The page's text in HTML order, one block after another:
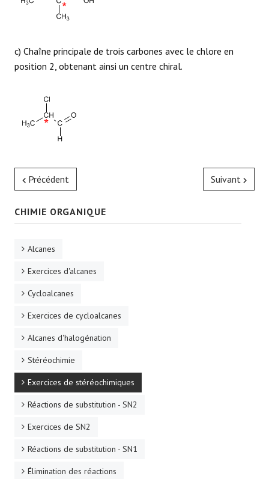
c) Chaîne principale de trois carbones avec le chlore en
position 2, obtenant ainsi un centre chiral.
Précédent Suivant
CHIMIE ORGANIQUE
Alcanes
Exercices d'alcanes
Cycloalcanes
Exercices de cycloalcanes
Alcanes d'halogénation
Stéréochimie
Exercices de stéréochimiques
Réactions de substitution - SN2
Exercices de SN2
Réactions de substitution - SN1
Élimination des réactions